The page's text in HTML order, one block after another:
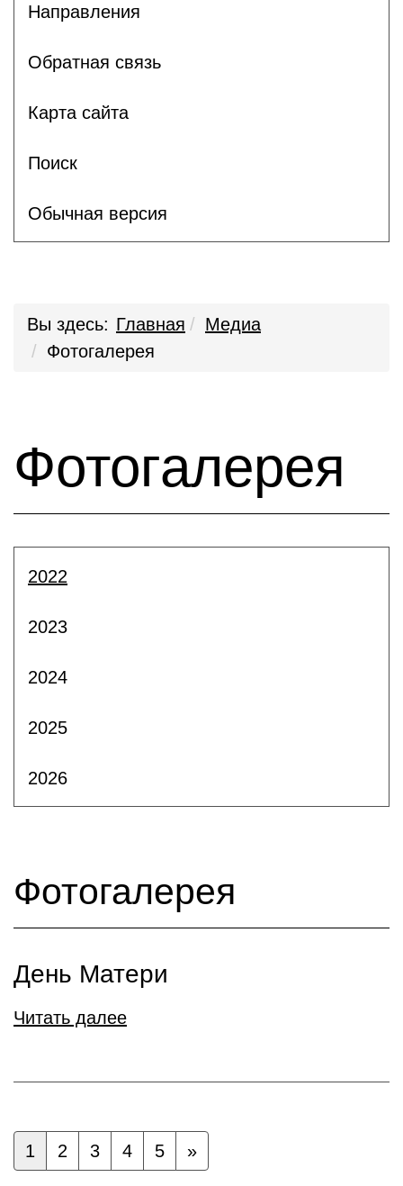
Направления
Обратная связь
Карта сайта
Поиск
Обычная версия
Вы здесь: Главная
Медиа
Фотогалерея
Фотогалерея
2022
2023
2024
2025
2026
Фотогалерея
День Матери
Читать далее
1 2 3 4 5 »